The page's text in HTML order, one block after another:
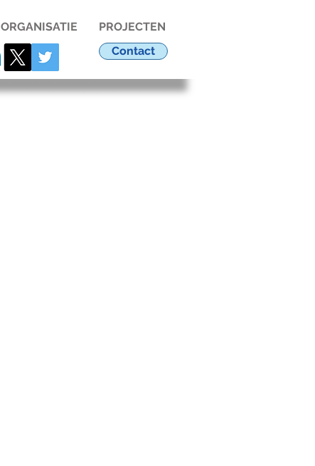
ORGANISATIE
PROJECTEN
Contact